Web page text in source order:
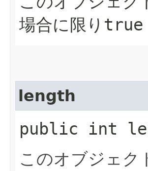
場合に限り true
length
public int
このオブジェク